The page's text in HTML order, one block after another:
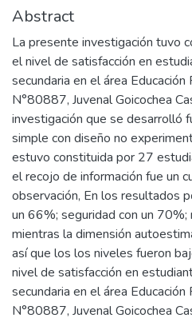
Abstract
La presente investigación tuvo
el nivel de satisfacción en
secundaria en el área
N°80887, Juvenal Goicochea
investigación que se desarrolló
simple con diseño no
estuvo constituida por 27
el recojo de información fue un
observación, En los resultados
un 66%; seguridad con un 70%;
mientras la dimensión
así que los los niveles fueron
nivel de satisfacción en
secundaria en el área
N°80887, Juvenal Goicochea